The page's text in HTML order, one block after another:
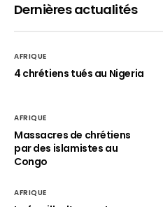
Dernières actualités
AFRIQUE
4 chrétiens tués au Nigeria
AFRIQUE
Massacres de chrétiens
par des islamistes au
Congo
AFRIQUE